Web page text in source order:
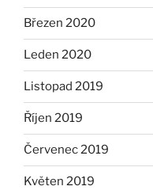
Březen 2020
Leden 2020
Listopad 2019
Říjen 2019
Červenec 2019
Květen 2019